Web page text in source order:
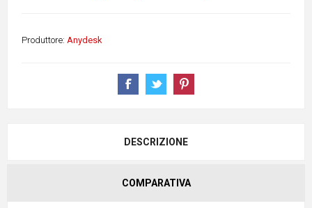
Produttore: Anydesk
DESCRIZIONE
COMPARATIVA